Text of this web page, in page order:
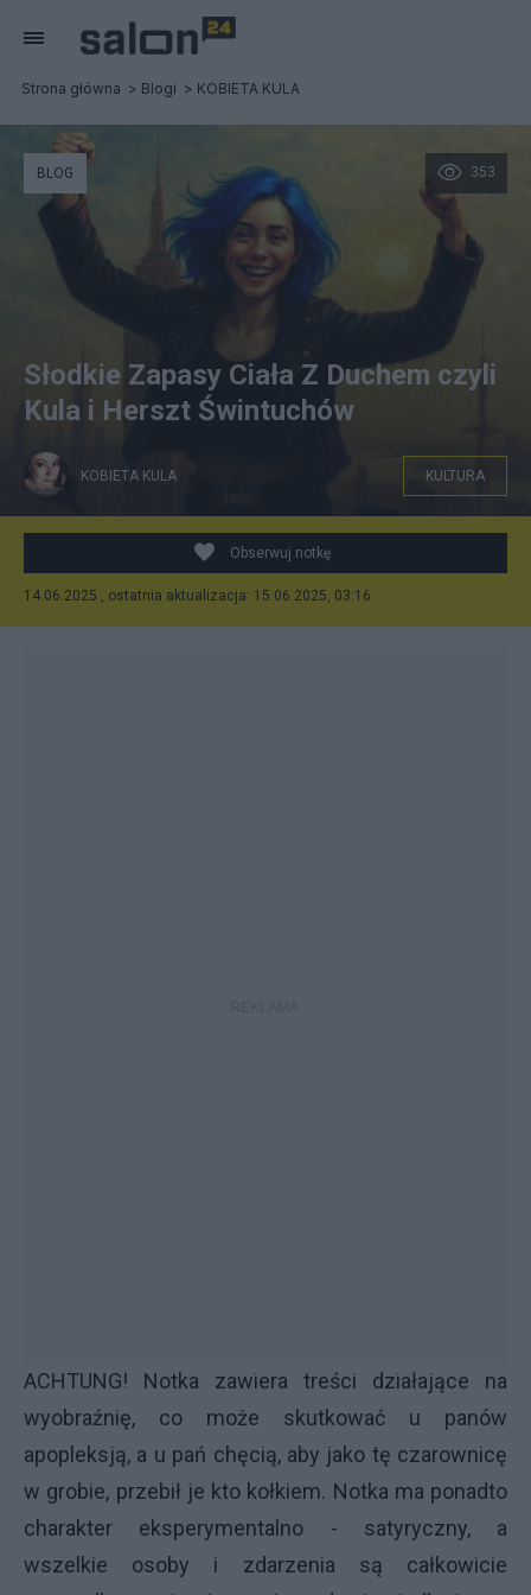
Strona główna Blogi KOBIETA KULA
353
BLOG
Słodkie Zapasy Ciała Z Duchem czyli
Kula i Herszt Świntuchów
KOBIETA KULA KULTURA
Obserwuj notkę
14.06.2025 , ostatnia aktualizacja: 15.06.2025, 03:16
ACHTUNG! Notka zawiera treści działające na
wyobraźnię, co może skutkować u panów
apopleksją, a u pań chęcią, aby jako tę czarownicę
w grobie, przebił je kto kołkiem. Notka ma ponadto
charakter eksperymentalno - satyryczny, a
wszelkie osoby i zdarzenia są całkowicie